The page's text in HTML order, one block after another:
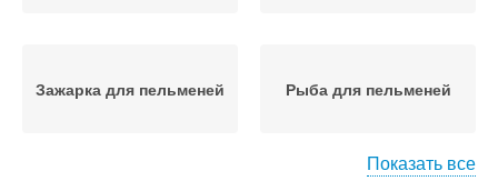
Зажарка для пельменей Рыба для пельменей
Показать все